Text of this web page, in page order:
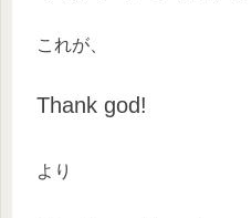
これが、
Thank god!
より